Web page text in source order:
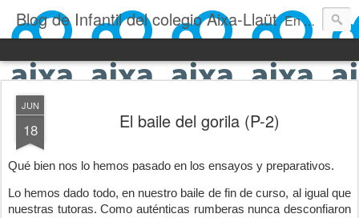
Blog de Infantil del colegio Aixa-Llaüt En nuestro blog verás las actividades del día a día de Infantil, de los alumnos de 0 a 6 años: los talleres, los experimentos, las rutinas, las clases, los patios, etc. ¡Todo aquello que los más pequeños no saben contar!
JUN
18 El baile del gorila (P-2)
Qué bien nos lo hemos pasado en los ensayos y preparativos.
Lo hemos dado todo, en nuestro baile de fin de curso, al igual que
nuestras tutoras. Como auténticas rumberas nunca desconfiaron